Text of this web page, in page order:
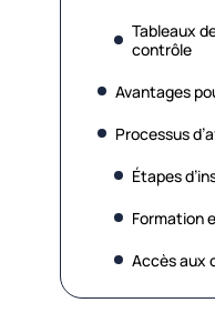
Tableaux
contrôle
Avantages
Processus
Étapes
Formation
Accès aux